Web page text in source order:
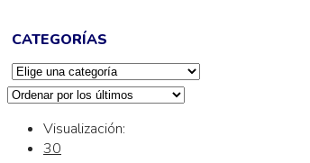
CATEGORÍAS
Visualización:
30